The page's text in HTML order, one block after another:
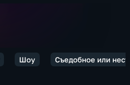
Шоу Съедобное или